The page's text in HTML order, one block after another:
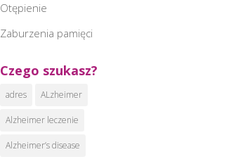
Otępienie
Zaburzenia pamięci
Czego szukasz?
adres ALzheimer
Alzheimer leczenie
Alzheimer’s disease